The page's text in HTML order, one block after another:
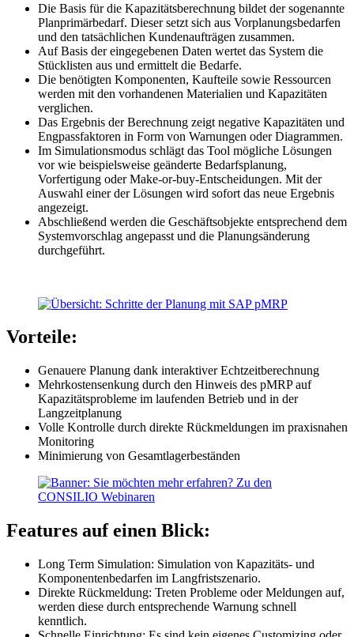
Die Basis für die Kapazitätsberechnung bildet der sogenannte
Planprimärbedarf. Dieser setzt sich aus Vorplanungsbedarfen
und den tatsächlichen Kundenaufträgen zusammen.
Auf Basis der eingegebenen Daten wertet das System die
Stücklisten aus und ermittelt die Bedarfe.
Die benötigten Komponenten, Kaufteile sowie Ressourcen
werden mit den vorhandenen Materialien und Kapazitäten
verglichen.
Das Ergebnis der Berechnung zeigt negative Kapazitäten und
Engpassfaktoren in Form von Warnungen oder Diagrammen.
Im Simulationsmodus schlägt das Tool mögliche Lösungen
vor wie beispielsweise geänderte Bedarfsplanung,
Vorfertigung oder Make-or-buy-Entscheidungen. Mit der
Auswahl einer der Lösungen wird sofort das neue Ergebnis
angezeigt.
Abschließend werden die Geschäftsobjekte entsprechend dem
Systemvorschlag angepasst und die Planungsänderung
durchgeführt.
Vorteile:
Genauere Planung dank interaktiver Echtzeitberechnung
Mehrkostensenkung durch den Hinweis des pMRP auf
Kapazitätsprobleme im laufenden Betrieb und in der
Langzeitplanung
Volle Kontrolle durch direkte Rückmeldungen im praxisnahen
Monitoring
Minimierung von Gesamtlagerbeständen
Features auf einen Blick:
Long Term Simulation: Simulation von Kapazitäts- und
Komponentenbedarfen im Langfristszenario.
Direkte Rückmeldung: Treten Probleme oder Meldungen auf,
werden diese durch entsprechende Warnung schnell
kenntlich.